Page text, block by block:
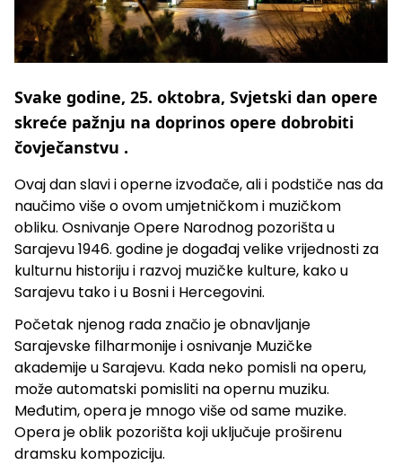
Svake godine, 25. oktobra, Svjetski dan opere
skreće pažnju na doprinos opere dobrobiti
čovječanstvu .
Ovaj dan slavi i operne izvođače, ali i podstiče nas da
naučimo više o ovom umjetničkom i muzičkom
obliku. Osnivanje Opere Narodnog pozorišta u
Sarajevu 1946. godine je događaj velike vrijednosti za
kulturnu historiju i razvoj muzičke kulture, kako u
Sarajevu tako i u Bosni i Hercegovini.
Početak njenog rada značio je obnavljanje
Sarajevske filharmonije i osnivanje Muzičke
akademije u Sarajevu. Kada neko pomisli na operu,
može automatski pomisliti na opernu muziku.
Međutim, opera je mnogo više od same muzike.
Opera je oblik pozorišta koji uključuje proširenu
dramsku kompoziciju.